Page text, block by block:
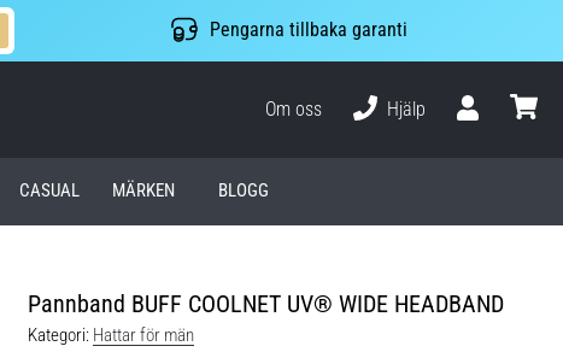
Pengarna tillbaka garanti
Om oss
Hjälp
CASUAL MÄRKEN BLOGG
Pannband BUFF COOLNET UV® WIDE HEADBAND
Kategori: Hattar för män